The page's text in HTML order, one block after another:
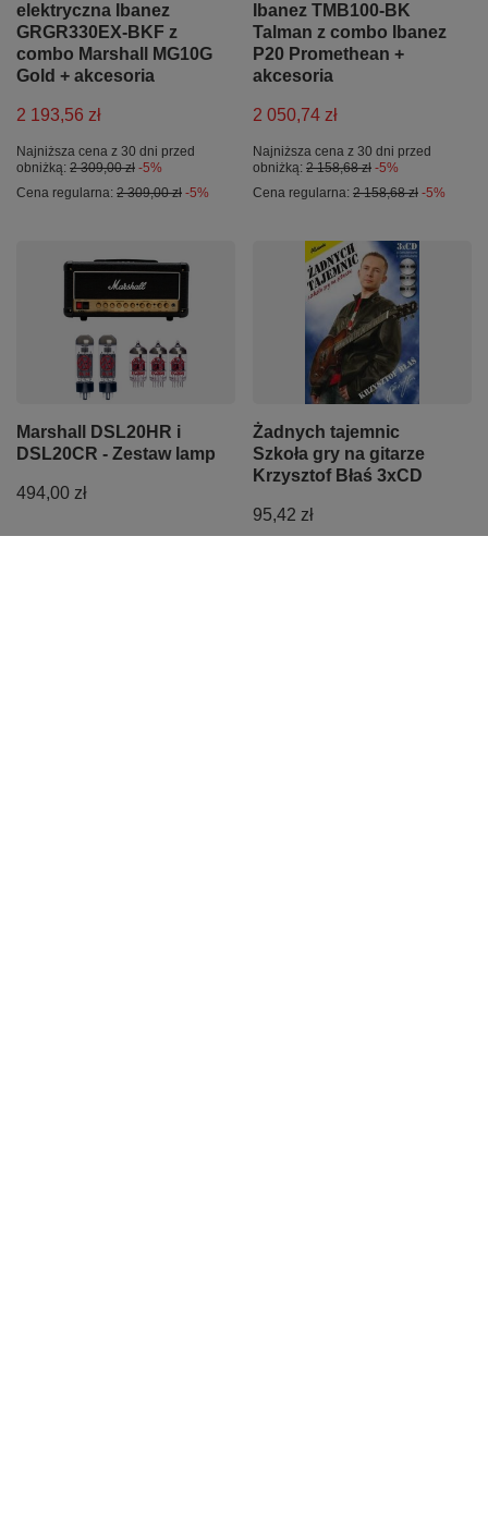
elektryczna Ibanez
GRGR330EX-BKF z
combo Marshall MG10G
Gold + akcesoria
2 193,56 zł
Najniższa cena z 30 dni przed
obniżką: 2 309,00 zł -5%
Cena regularna: 2 309,00 zł -5%
Ibanez TMB100-BK
Talman z combo Ibanez
P20 Promethean +
akcesoria
2 050,74 zł
Najniższa cena z 30 dni przed
obniżką: 2 158,68 zł -5%
Cena regularna: 2 158,68 zł -5%
Marshall DSL20HR i
DSL20CR - Zestaw lamp
494,00 zł
Żadnych tajemnic
Szkoła gry na gitarze
Krzysztof Błaś 3xCD
95,42 zł